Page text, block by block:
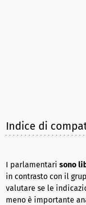
Indice di
I parlamentari sono
in contrasto con il
valutare se le
meno è importante